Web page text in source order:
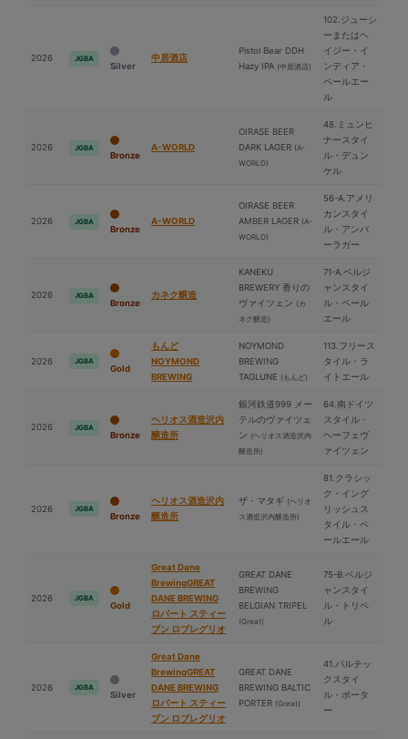
2026 JGBA
Silver
中居酒店
Pistol Bear DDH
Hazy IPA (中居酒店)
102.ジューシ
ーまたはヘ
イジー・イ
ンディア・
ペールエー
ル
2026 JGBA
Bronze
A-WORLD
OIRASE BEER
DARK LAGER (A-
WORLD)
48.ミュンヒ
ナースタイ
ル・デュン
ケル
2026 JGBA
Bronze
A-WORLD
OIRASE BEER
AMBER LAGER (A-
WORLD)
56-A.アメリ
カンスタイ
ル・アンバ
ーラガー
2026 JGBA
Bronze
カネク醸造
KANEKU
BREWERY 香りの
ヴァイツェン (カ
ネク醸造)
71-A.ベルジ
ャンスタイ
ル・ペール
エール
2026 JGBA
Gold
もんど
NOYMOND
BREWING
NOYMOND
BREWING
TAGLUNE (もんど)
113.フリース
タイル・ラ
イトエール
2026 JGBA
Bronze
ヘリオス酒造沢内
醸造所
銀河鉄道999 メー
テルのヴァイツェ
ン (ヘリオス酒造沢内
醸造所)
64.南ドイツ
スタイル・
ヘーフェヴ
ァイツェン
2026 JGBA
Bronze
ヘリオス酒造沢内
醸造所
ザ・マタギ (ヘリオ
ス酒造沢内醸造所)
81.クラシッ
ク・イング
リッシュス
タイル・ペ
ールエール
2026 JGBA
Gold
Great Dane
BrewingGREAT
DANE BREWING
ロバート スティー
ブン ロブレグリオ
GREAT DANE
BREWING
BELGIAN TRIPEL
(Great)
75-B.ベルジ
ャンスタイ
ル・トリペ
ル
2026 JGBA
Silver
Great Dane
BrewingGREAT
DANE BREWING
ロバート スティー
ブン ロブレグリオ
GREAT DANE
BREWING BALTIC
PORTER (Great)
41.バルチッ
クスタイ
ル・ポータ
ー